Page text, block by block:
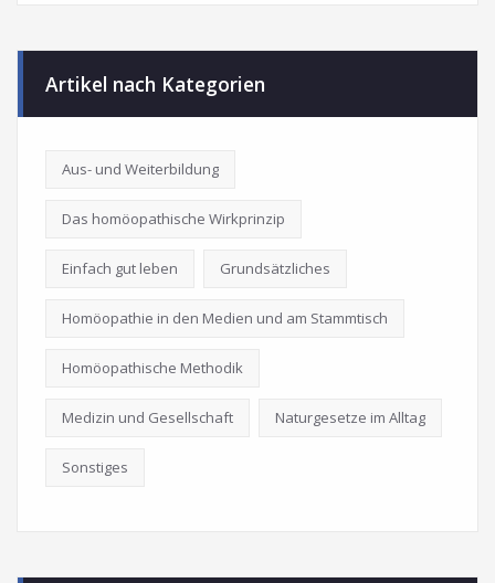
Artikel nach Kategorien
Aus- und Weiterbildung
Das homöopathische Wirkprinzip
Einfach gut leben Grundsätzliches
Homöopathie in den Medien und am Stammtisch
Homöopathische Methodik
Medizin und Gesellschaft Naturgesetze im Alltag
Sonstiges